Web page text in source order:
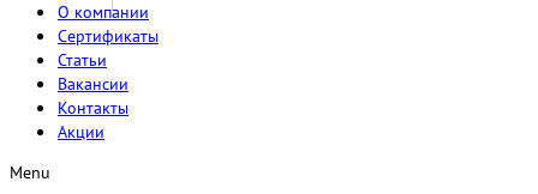
О компании
Сертификаты
Статьи
Вакансии
Контакты
Акции
Menu